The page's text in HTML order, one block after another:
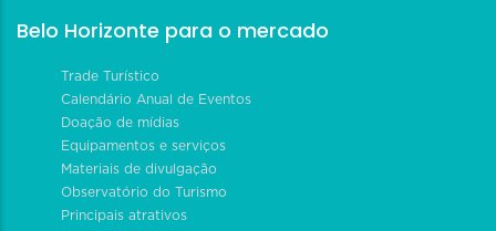
Belo Horizonte para o mercado
Trade Turístico
Calendário Anual de Eventos
Doação de mídias
Equipamentos e serviços
Materiais de divulgação
Observatório do Turismo
Principais atrativos